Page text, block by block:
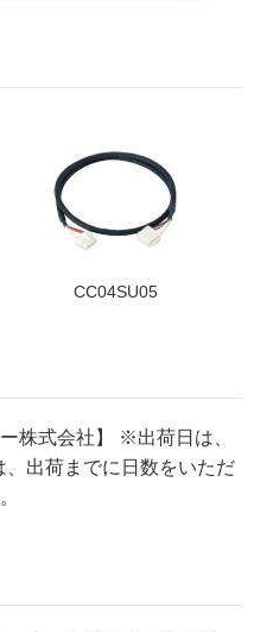
CC04SU05
株式会社】 ※出荷日は、
出荷までに日数をいただ